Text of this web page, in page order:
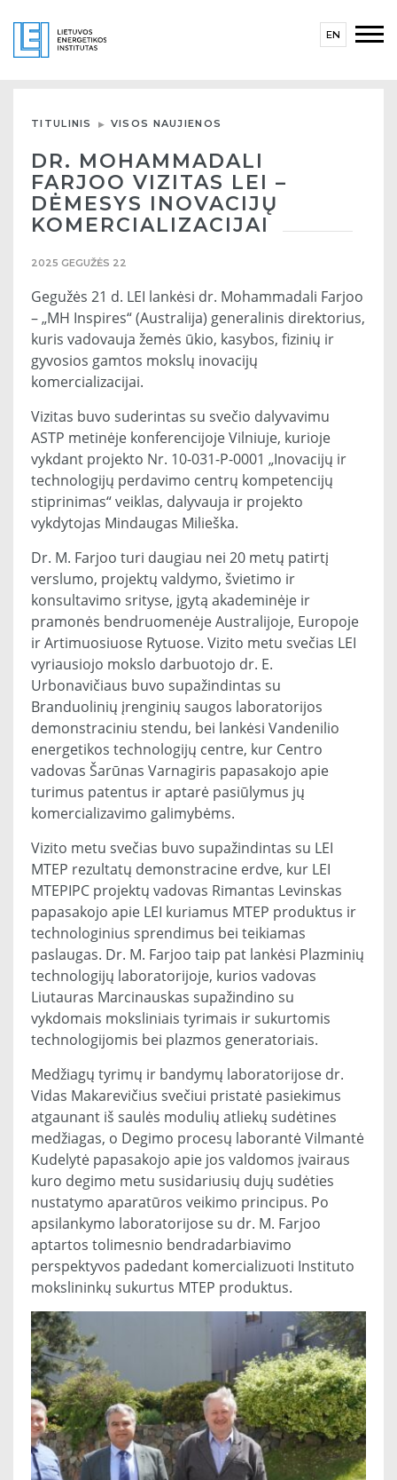
EN
TITULINIS VISOS NAUJIENOS
DR. MOHAMMADALI
FARJOO VIZITAS LEI –
DĖMESYS INOVACIJŲ
KOMERCIALIZACIJAI
2025 GEGUŽĖS 22
Gegužės 21 d. LEI lankėsi dr. Mohammadali Farjoo
– „MH Inspires“ (Australija) generalinis direktorius,
kuris vadovauja žemės ūkio, kasybos, fizinių ir
gyvosios gamtos mokslų inovacijų
komercializacijai.
Vizitas buvo suderintas su svečio dalyvavimu
ASTP metinėje konferencijoje Vilniuje, kurioje
vykdant projekto Nr. 10-031-P-0001 „Inovacijų ir
technologijų perdavimo centrų kompetencijų
stiprinimas“ veiklas, dalyvauja ir projekto
vykdytojas Mindaugas Milieška.
Dr. M. Farjoo turi daugiau nei 20 metų patirtį
verslumo, projektų valdymo, švietimo ir
konsultavimo srityse, įgytą akademinėje ir
pramonės bendruomenėje Australijoje, Europoje
ir Artimuosiuose Rytuose. Vizito metu svečias LEI
vyriausiojo mokslo darbuotojo dr. E.
Urbonavičiaus buvo supažindintas su
Branduolinių įrenginių saugos laboratorijos
demonstraciniu stendu, bei lankėsi Vandenilio
energetikos technologijų centre, kur Centro
vadovas Šarūnas Varnagiris papasakojo apie
turimus patentus ir aptarė pasiūlymus jų
komercializavimo galimybėms.
Vizito metu svečias buvo supažindintas su LEI
MTEP rezultatų demonstracine erdve, kur LEI
MTEPIPC projektų vadovas Rimantas Levinskas
papasakojo apie LEI kuriamus MTEP produktus ir
technologinius sprendimus bei teikiamas
paslaugas. Dr. M. Farjoo taip pat lankėsi Plazminių
technologijų laboratorijoje, kurios vadovas
Liutauras Marcinauskas supažindino su
vykdomais moksliniais tyrimais ir sukurtomis
technologijomis bei plazmos generatoriais.
Medžiagų tyrimų ir bandymų laboratorijose dr.
Vidas Makarevičius svečiui pristatė pasiekimus
atgaunant iš saulės modulių atliekų sudėtines
medžiagas, o Degimo procesų laborantė Vilmantė
Kudelytė papasakojo apie jos valdomos įvairaus
kuro degimo metu susidariusių dujų sudėties
nustatymo aparatūros veikimo principus. Po
apsilankymo laboratorijose su dr. M. Farjoo
aptartos tolimesnio bendradarbiavimo
perspektyvos padedant komercializuoti Instituto
mokslininkų sukurtus MTEP produktus.